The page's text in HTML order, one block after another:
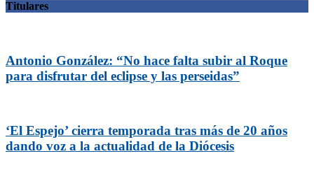
Titulares
Antonio González: “No hace falta subir al Roque
para disfrutar del eclipse y las perseidas”
‘El Espejo’ cierra temporada tras más de 20 años
dando voz a la actualidad de la Diócesis